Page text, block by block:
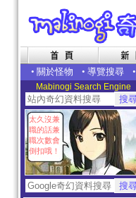
• 關於怪物 • 導覽搜尋 •
Mabinogi Search Engine
太久沒兼
職的話兼
職次數會
倒扣哦！